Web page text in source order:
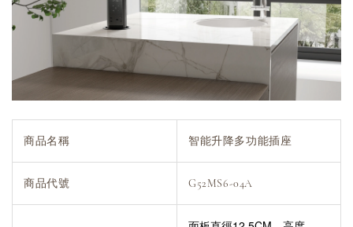
商品名稱 智能升降多功能插座
商品代號 G52MS6-04A